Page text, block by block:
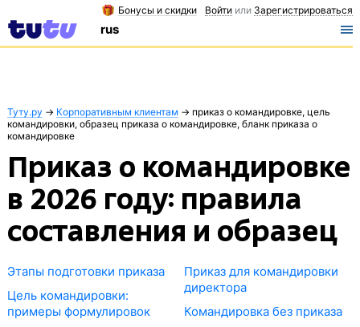
Войтиили Зарегистрироваться
Бонусы и скидки
rus
Туту.ру → Корпоративным клиентам → приказ о командировке, цель
командировки, образец приказа о командировке, бланк приказа о
командировке
Приказ о командировке
в 2026 году: правила
составления и образец
Этапы подготовки приказа
Цель командировки:
примеры формулировок
Приказ для командировки
директора
Командировка без приказа